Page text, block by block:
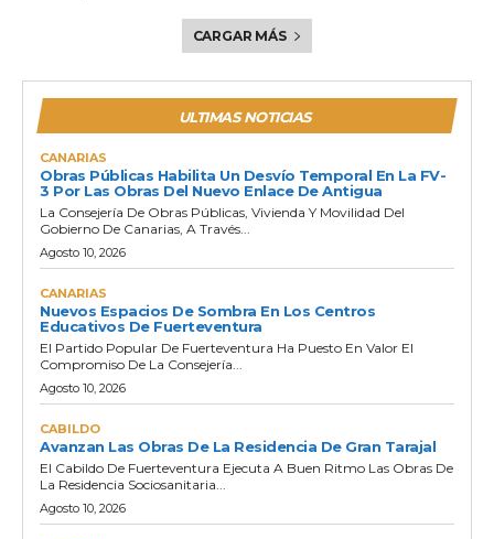
CARGAR MÁS
ULTIMAS NOTICIAS
CANARIAS
Obras Públicas Habilita Un Desvío Temporal En La FV-
3 Por Las Obras Del Nuevo Enlace De Antigua
La Consejería De Obras Públicas, Vivienda Y Movilidad Del
Gobierno De Canarias, A Través...
Agosto 10, 2026
CANARIAS
Nuevos Espacios De Sombra En Los Centros
Educativos De Fuerteventura
El Partido Popular De Fuerteventura Ha Puesto En Valor El
Compromiso De La Consejería...
Agosto 10, 2026
CABILDO
Avanzan Las Obras De La Residencia De Gran Tarajal
El Cabildo De Fuerteventura Ejecuta A Buen Ritmo Las Obras De
La Residencia Sociosanitaria...
Agosto 10, 2026